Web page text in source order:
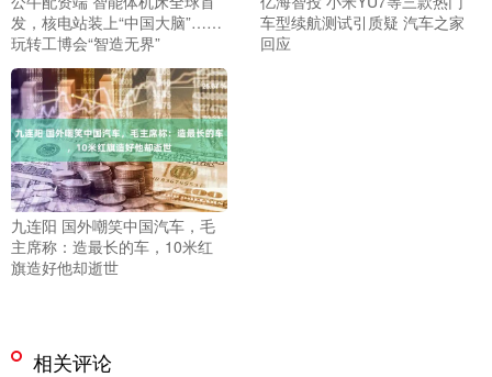
发，核电站装上“中国大脑”……
玩转工博会“智造无界”
车型续航测试引质疑 汽车之家
回应
九连阳 国外嘲笑中国汽车，毛
主席称：造最长的车，10米红
旗造好他却逝世
相关评论